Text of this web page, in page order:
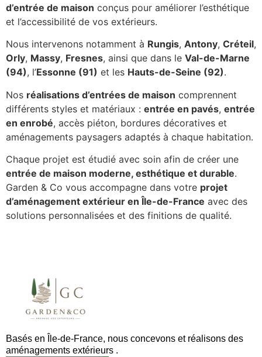
d’entrée de maison conçus pour améliorer l’esthétique
et l’accessibilité de vos extérieurs.
Nous intervenons notamment à Rungis, Antony, Créteil,
Orly, Massy, Fresnes, ainsi que dans le Val-de-Marne
(94), l’Essonne (91) et les Hauts-de-Seine (92).
Nos réalisations d’entrées de maison comprennent
différents styles et matériaux : entrée en pavés, entrée
en enrobé, accès piéton, bordures décoratives et
aménagements paysagers adaptés à chaque habitation.
Chaque projet est étudié avec soin afin de créer une
entrée de maison moderne, esthétique et durable.
Garden & Co vous accompagne dans votre projet
d’aménagement extérieur en Île-de-France avec des
solutions personnalisées et des finitions de qualité.
Basés en Île-de-France, nous concevons et réalisons des
aménagements extérieurs .